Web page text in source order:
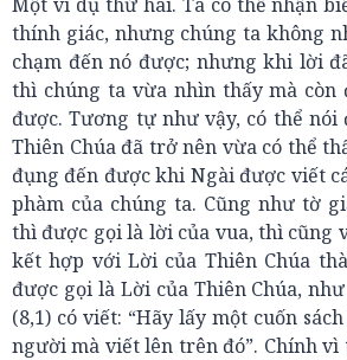
thính giác, nhưng chúng ta không
chạm đến nó được; nhưng khi lời
thì chúng ta vừa nhìn thấy mà còn
được. Tương tự như vậy, có thể nói
Thiên Chúa đã trở nên vừa có thể
đụng đến được khi Ngài được viết
phàm của chúng ta. Cũng như tờ
thì được gọi là lời của vua, thì cũng
kết hợp với Lời của Thiên Chúa
được gọi là Lời của Thiên Chúa,
(8,1) có viết: “Hãy lấy một cuốn
người mà viết lên trên đó”. Chính vì